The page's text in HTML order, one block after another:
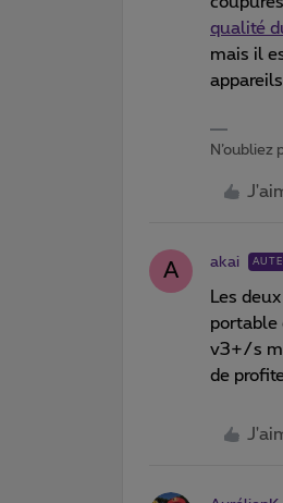
qualité
mais il
A akai
Les
portable
v3+/s
de